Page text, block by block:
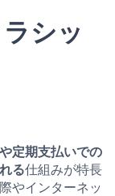
シッ
定期支払いでの
る仕組みが特長
やインターネッ